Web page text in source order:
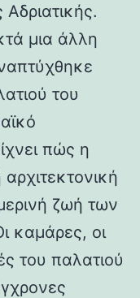
μια άλλη
του
πώς η
ζωή των
καμάρες, οι
του παλατιού